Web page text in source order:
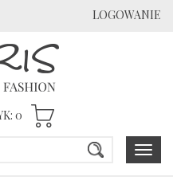
LOGOWANIE
0
Pokaż
menu